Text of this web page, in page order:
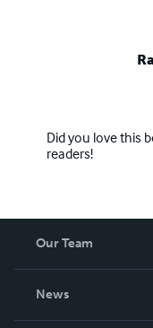
Did you love this
readers!
Our Team
News